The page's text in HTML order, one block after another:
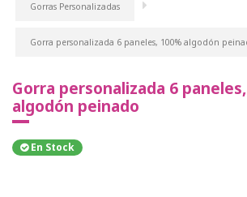
Gorras Personalizadas
Gorra personalizada 6 paneles, 100% algodón
Gorra personalizada 6
algodón peinado
En Stock